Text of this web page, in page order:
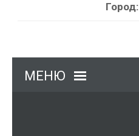
Город:
МЕНЮ